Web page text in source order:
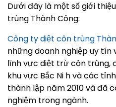
Dưới đây là một số giới
trùng Thành Công:
Công ty diệt côn trùng
những doanh nghiệp uy tín
lĩnh vực diệt trừ côn trùng,
khu vực Bắc Ni h và các
thành lập năm 2010 và đã
nghiệm trong ngành.